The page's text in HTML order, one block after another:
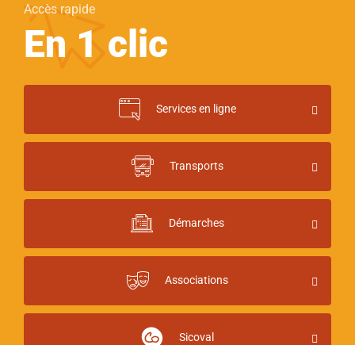
Accès rapide
En 1 clic
Services en ligne
Transports
Démarches
Associations
Sicoval